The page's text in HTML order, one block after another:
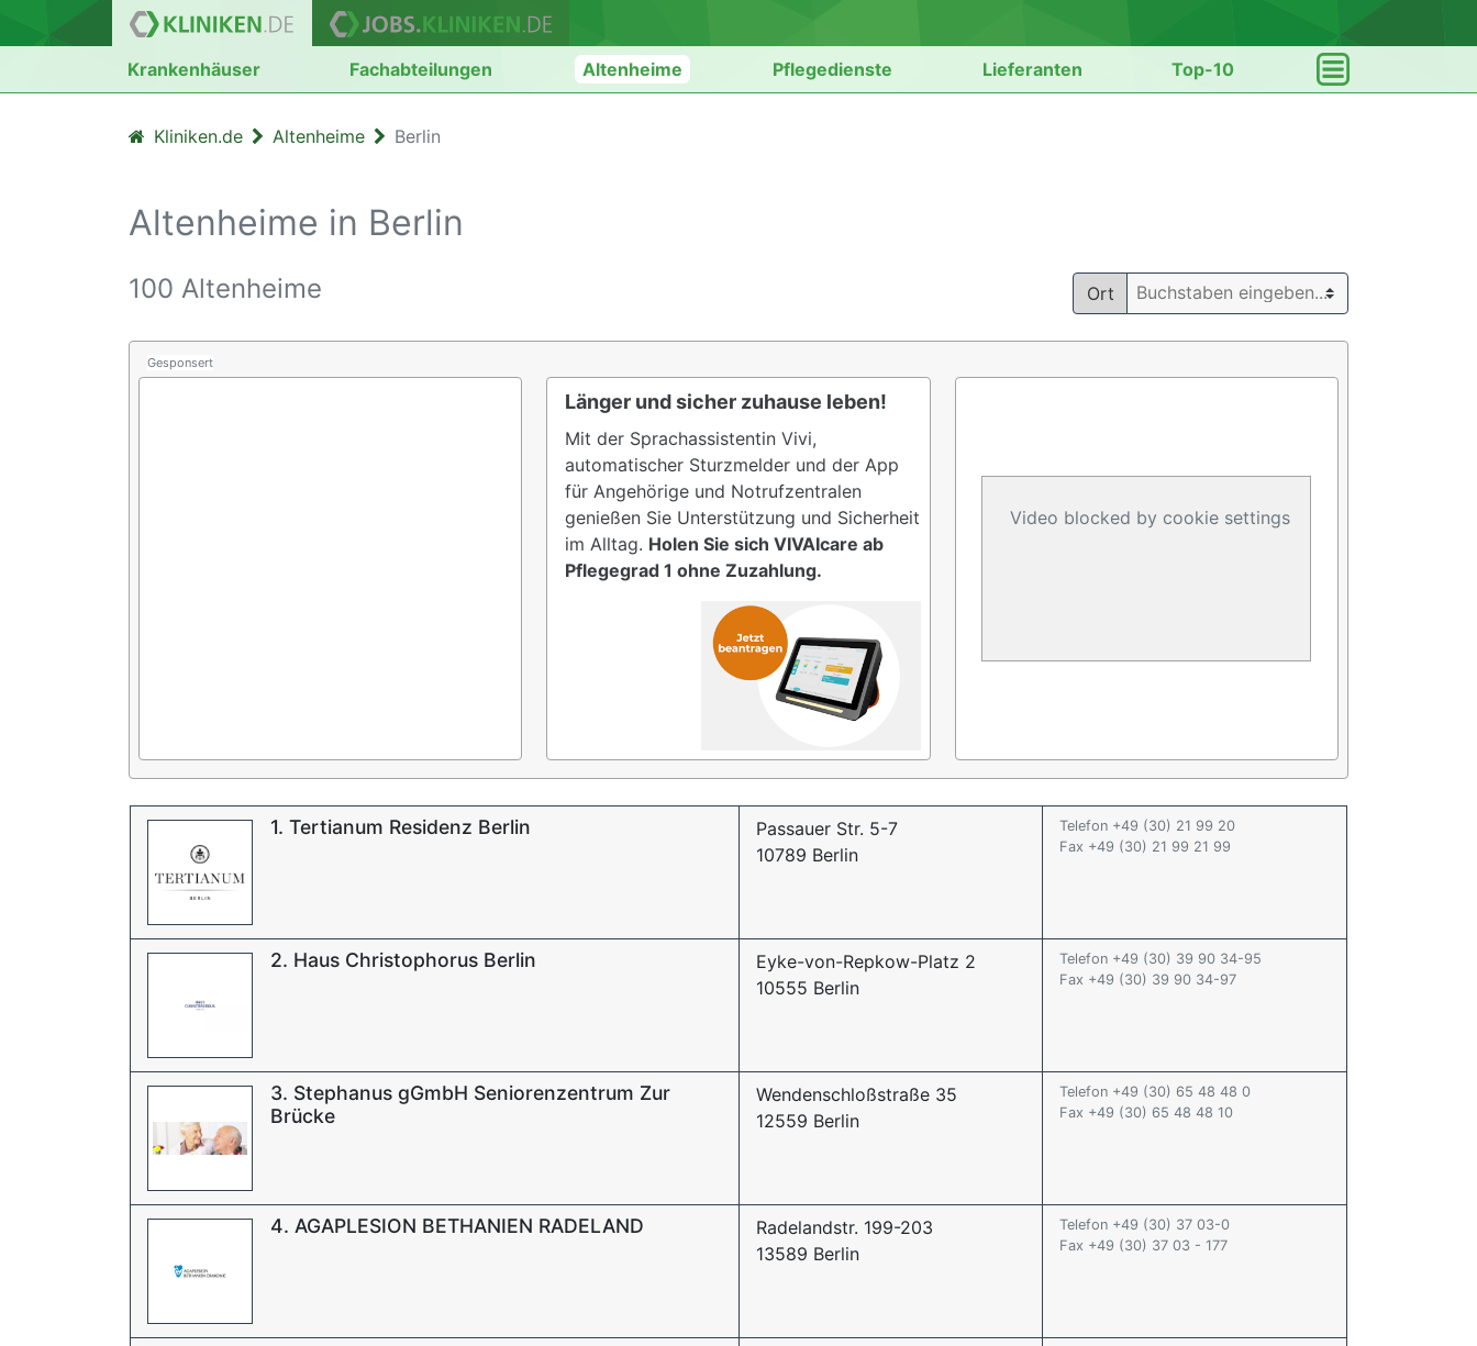
Krankenhäuser Fachabteilungen Altenheime Pflegedienste Lieferanten Top-10
Kliniken.de Altenheime Berlin
Altenheime in Berlin
100 Altenheime Ort
Gesponsert
Länger und sicher zuhause leben!
Mit der Sprachassistentin Vivi,
automatischer Sturzmelder und der App
für Angehörige und Notrufzentralen
genießen Sie Unterstützung und Sicherheit
im Alltag. Holen Sie sich VIVAIcare ab
Pflegegrad 1 ohne Zuzahlung.
Video blocked by cookie settings
1. Tertianum Residenz Berlin
Passauer Str. 5-7
10789 Berlin
Telefon +49 (30) 21 99 20
Fax +49 (30) 21 99 21 99
2. Haus Christophorus Berlin
Eyke-von-Repkow-Platz 2
10555 Berlin
Telefon +49 (30) 39 90 34-95
Fax +49 (30) 39 90 34-97
3. Stephanus gGmbH Seniorenzentrum Zur
Brücke
Wendenschloßstraße 35
12559 Berlin
Telefon +49 (30) 65 48 48 0
Fax +49 (30) 65 48 48 10
4. AGAPLESION BETHANIEN RADELAND
Radelandstr. 199-203
13589 Berlin
Telefon +49 (30) 37 03-0
Fax +49 (30) 37 03 - 177